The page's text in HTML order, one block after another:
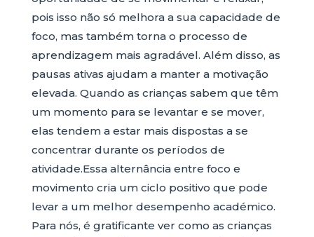
pois isso não só melhora a sua capacidade de
foco, mas também torna o processo de
aprendizagem mais agradável. Além disso, as
pausas ativas ajudam a manter a motivação
elevada. Quando as crianças sabem que têm
um momento para se levantar e se mover,
elas tendem a estar mais dispostas a se
concentrar durante os períodos de
atividade.Essa alternância entre foco e
movimento cria um ciclo positivo que pode
levar a um melhor desempenho académico.
Para nós, é gratificante ver como as crianças